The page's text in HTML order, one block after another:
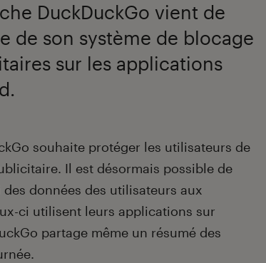
DuckDuckGo vient de
de son système de blocage
sur les applications
souhaite protéger les utilisateurs de
Il est désormais possible de
données des utilisateurs aux
ci utilisent leurs applications sur
partage même un résumé des